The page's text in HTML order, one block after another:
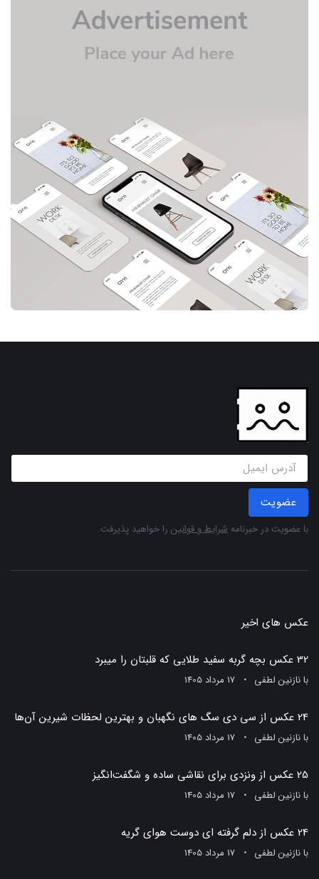
عضویت
با عضویت در خبرنامه شرایط و قوانین را خواهید پذیرفت.
عکس های اخیر
32 عکس بچه گربه سفید طلایی که قلبتان را میبرد
بانازنین لطفی 17 مرداد 1405
24 عکس از سی دی سگ های نگهبان و بهترین لحظات شیرین آن‌ها
بانازنین لطفی 17 مرداد 1405
25 عکس از ونزدی برای نقاشی ساده و شگفت‌انگیز
بانازنین لطفی 17 مرداد 1405
24 عکس از دلم گرفته ای دوست هوای گریه
بانازنین لطفی 17 مرداد 1405